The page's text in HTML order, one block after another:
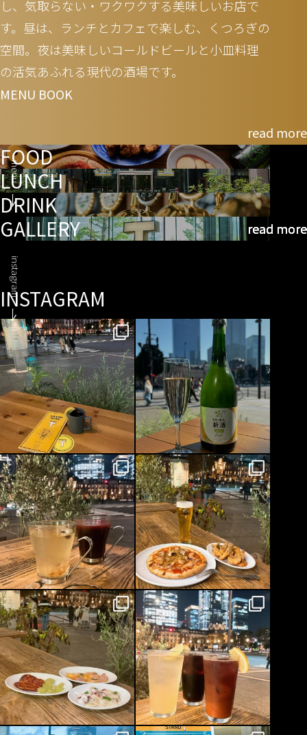
read more
し、気取らない・ワクワクする美味しいお店で
す。昼は、ランチとカフェで楽しむ、くつろぎの
空間。夜は美味しいコールドビールと小皿料理
の活気あふれる現代の酒場です。
MENU BOOK
FOOD
read more
LUNCH
read more
DRINK
read more
GALLERY read more
menu
INSTAGRAM
🆕
今年も『ホットワイン』はじめまし
た🍷⭐️
今年のSTAND...
【期間限定🥂】
シャトー・メルシャン 日本のあわ
新酒2024
glass
NEW!!!
.*·.⟡Hot Sangria...
【新商品紹介 FOOD🍽】
...
【新商品紹介 FOOD🍽】
手前から…
...
【期間限定ハロウィンドリンク🎃
🕸】
(左) Witch`s...
instagram